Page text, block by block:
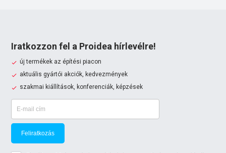
Iratkozzon fel a Proidea hírlevélre!
új termékek az építési piacon
aktuális gyártói akciók, kedvezmények
szakmai kiállítások, konferenciák, képzések
Feliratkozás